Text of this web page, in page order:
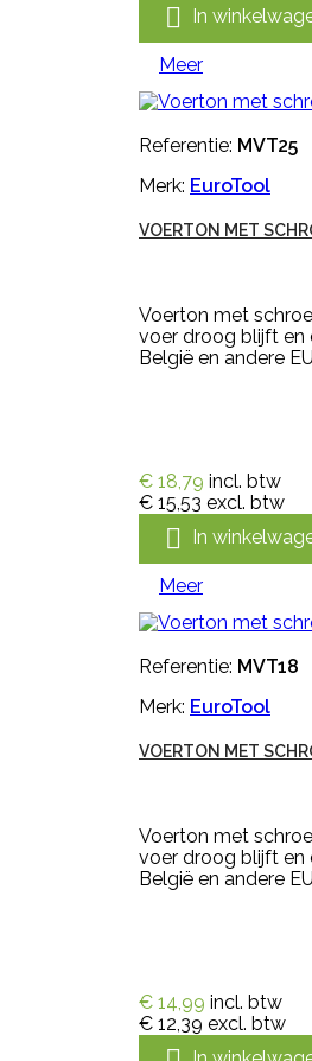
 In
Meer
Referentie: MVT25
Merk: EuroTool
VOERTON MET
Voerton met
voer droog blijft en
België en andere
€ 18,79 incl. btw
€ 15,53 excl. btw
 In
Meer
Referentie: MVT18
Merk: EuroTool
VOERTON MET
Voerton met
voer droog blijft en
België en andere
€ 14,99 incl. btw
€ 12,39 excl. btw